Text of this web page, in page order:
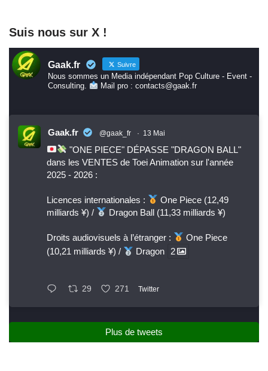
Suis nous sur X !
Gaak.fr Suivre
Nous sommes un Media indépendant Pop Culture - Event -
Consulting.
Mail pro : contacts@gaak.fr
Gaak.fr @gaak_fr · 13 Mai
"ONE PIECE" DÉPASSE "DRAGON BALL"
dans les VENTES de Toei Animation sur l'année
2025 - 2026 :
Licences internationales :
One Piece (12,49
milliards ¥) /
Dragon Ball (11,33 milliards ¥)
Droits audiovisuels à l’étranger :
One Piece
(10,21 milliards ¥) /
Dragon 2
29 271 Twitter
Plus de tweets